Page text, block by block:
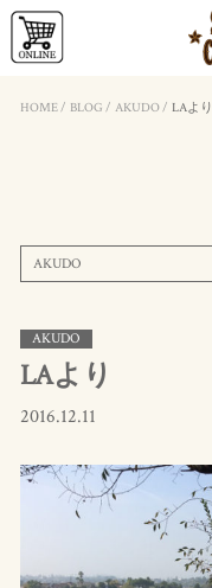
HOME/ BLOG / AKUDO/ LAより
AKUDO
AKUDO
LAより
2016.12.11